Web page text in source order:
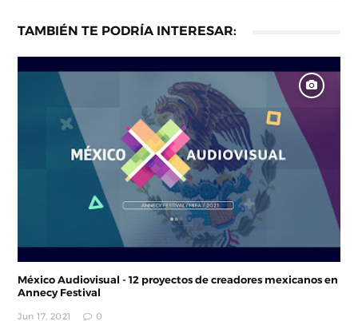
TAMBIÉN TE PODRÍA INTERESAR:
México Audiovisual - 12 proyectos de creadores mexicanos en
Annecy Festival
Jun 17, 2021 0